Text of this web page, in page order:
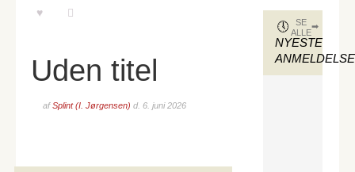
Uden titel
afSplint (I. Jørgensen) d. 6. juni 2026
NYESTE
SE
ALLE